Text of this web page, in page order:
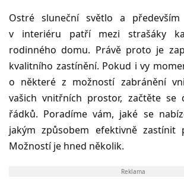
Ostré sluneční světlo a
v interiéru patří mezi strašáky
rodinného domu. Právě proto je
kvalitního zastínění. Pokud i vy
o některé z možností zabránění
vašich vnitřních prostor, začtěte se
řádků. Poradíme vám, jaké se
jakým způsobem efektivně
Možností je hned několik.
Reklama